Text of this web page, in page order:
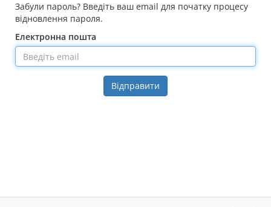
Забули пароль? Введіть ваш email для початку процесу
відновлення пароля.
Електронна пошта
Відправити